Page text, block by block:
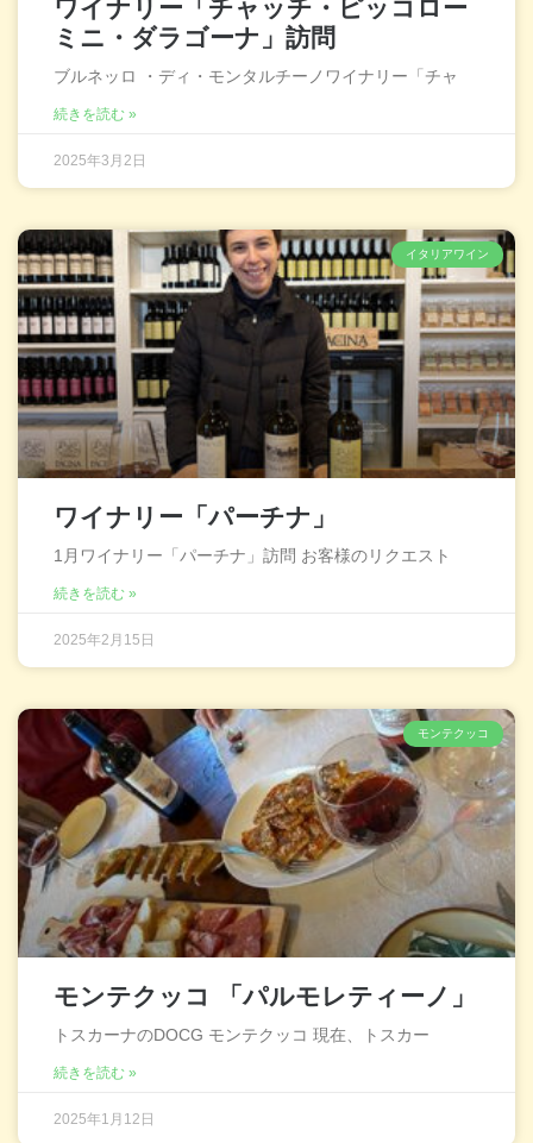
ワイナリー「チャッチ・ピッコロー
ミニ・ダラゴーナ」訪問
ブルネッロ ・ディ・モンタルチーノワイナリー「チャ
続きを読む »
2025年3月2日
イタリアワイン
ワイナリー「パーチナ」
1月ワイナリー「パーチナ」訪問 お客様のリクエスト
続きを読む »
2025年2月15日
モンテクッコ
モンテクッコ 「パルモレティーノ」
トスカーナのDOCG モンテクッコ 現在、トスカー
続きを読む »
2025年1月12日